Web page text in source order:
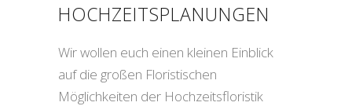
HOCHZEITSPLANUNGEN
Wir wollen euch einen kleinen Einblick
auf die großen Floristischen
Möglichkeiten der Hochzeitsfloristik